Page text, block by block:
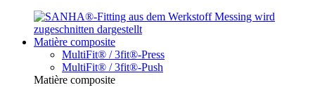
Matière composite
MultiFit® / 3fit®-Press
MultiFit® / 3fit®-Push
Matière composite